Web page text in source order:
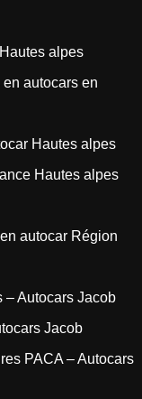
alpes
autocars en
Hautes alpes
Hautes alpes
autocar Région
– Autocars Jacob
Jacob
PACA – Autocars